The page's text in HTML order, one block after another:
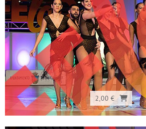
2,00 €